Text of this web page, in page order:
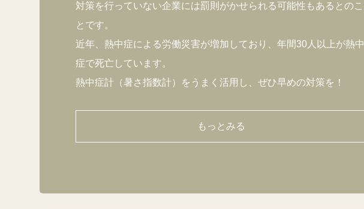
対策を行っていない企業には罰則がかせられる可能性もあるとのこ
とです。
近年、熱中症による労働災害が増加しており、年間30人以上が熱中
症で死亡しています。
熱中症計（暑さ指数計）をうまく活用し、ぜひ早めの対策を！
もっとみる